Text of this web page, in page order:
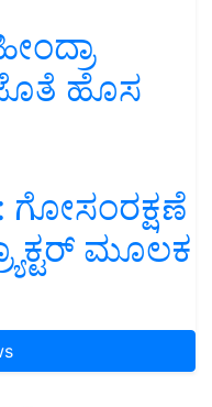
ಹೊಸ
ಮೂಲಕ